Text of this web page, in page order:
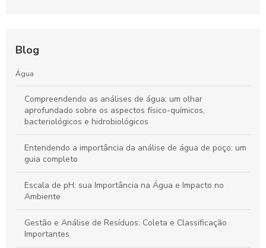
Blog
Água
Compreendendo as análises de água: um olhar
aprofundado sobre os aspectos físico-químicos,
bacteriológicos e hidrobiológicos
Entendendo a importância da análise de água de poço: um
guia completo
Escala de pH: sua Importância na Água e Impacto no
Ambiente
Gestão e Análise de Resíduos: Coleta e Classificação
Importantes